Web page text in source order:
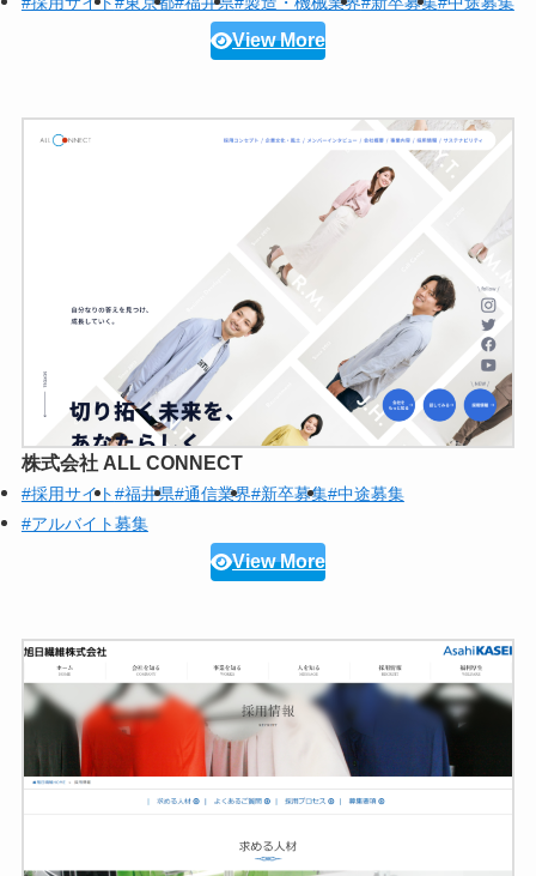
View More
株式会社 ALL CONNECT
#採用サイト#福井県#通信業界#新卒募集#中途募集
#アルバイト募集
View More